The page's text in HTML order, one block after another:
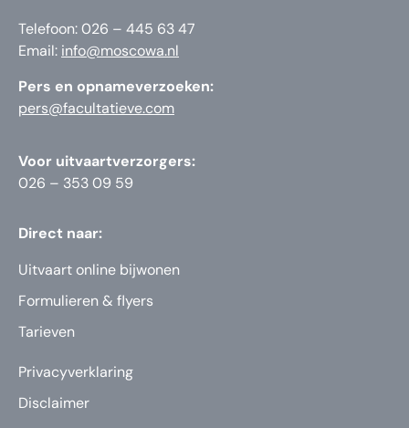
Telefoon: 026 – 445 63 47
Email: info@moscowa.nl
Pers en opnameverzoeken:
pers@facultatieve.com
Voor uitvaartverzorgers:
026 – 353 09 59
Direct naar:
Uitvaart online bijwonen
Formulieren & flyers
Tarieven
Privacyverklaring
Disclaimer